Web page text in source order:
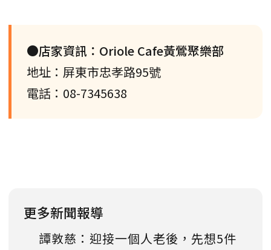
●店家資訊：Oriole Cafe黃鶯聚樂部
地址：屏東市忠孝路95號
電話：08-7345638
更多新聞報導
譚敦慈：迎接一個人老後，先想5件